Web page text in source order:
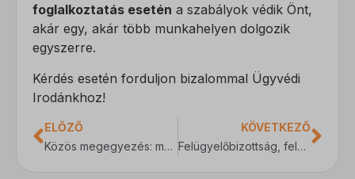
foglalkoztatás esetén a szabályok védik Önt,
akár egy, akár több munkahelyen dolgozik
egyszerre.
Kérdés esetén forduljon bizalommal Ügyvédi
Irodánkhoz!
ELŐZŐ
Közös megegyezés: munkaviszony megszüntetése közös megegyezéssel
KÖVETKEZŐ
Felügyelőbizottság, felügyelőbizottsági tagok, alkalmazandó jogszabályok